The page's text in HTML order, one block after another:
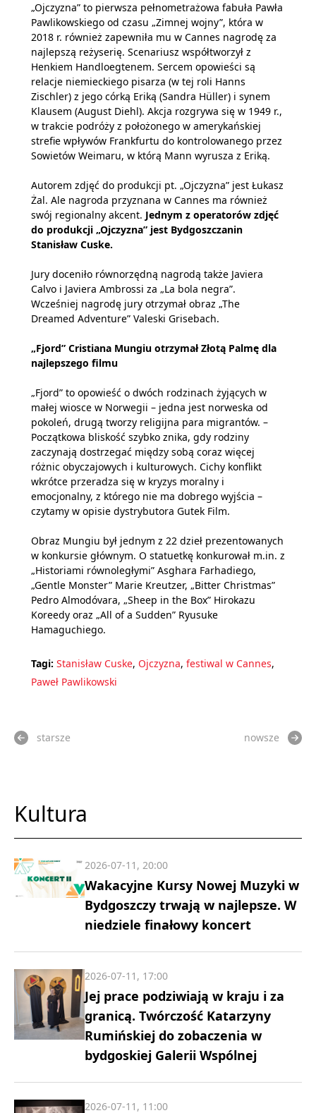
„Ojczyzna” to pierwsza pełnometrażowa fabuła Pawła
Pawlikowskiego od czasu „Zimnej wojny”, która w
2018 r. również zapewniła mu w Cannes nagrodę za
najlepszą reżyserię. Scenariusz współtworzył z
Henkiem Handloegtenem. Sercem opowieści są
relacje niemieckiego pisarza (w tej roli Hanns
Zischler) z jego córką Eriką (Sandra Hüller) i synem
Klausem (August Diehl). Akcja rozgrywa się w 1949 r.,
w trakcie podróży z położonego w amerykańskiej
strefie wpływów Frankfurtu do kontrolowanego przez
Sowietów Weimaru, w którą Mann wyrusza z Eriką.
Autorem zdjęć do produkcji pt. „Ojczyzna” jest Łukasz
Żal. Ale nagroda przyznana w Cannes ma również
swój regionalny akcent. Jednym z operatorów zdjęć
do produkcji „Ojczyzna” jest Bydgoszczanin
Stanisław Cuske.
Jury doceniło równorzędną nagrodą także Javiera
Calvo i Javiera Ambrossi za „La bola negra”.
Wcześniej nagrodę jury otrzymał obraz „The
Dreamed Adventure” Valeski Grisebach.
„Fjord” Cristiana Mungiu otrzymał Złotą Palmę dla
najlepszego filmu
„Fjord” to opowieść o dwóch rodzinach żyjących w
małej wiosce w Norwegii – jedna jest norweska od
pokoleń, drugą tworzy religijna para migrantów. –
Początkowa bliskość szybko znika, gdy rodziny
zaczynają dostrzegać między sobą coraz więcej
różnic obyczajowych i kulturowych. Cichy konflikt
wkrótce przeradza się w kryzys moralny i
emocjonalny, z którego nie ma dobrego wyjścia –
czytamy w opisie dystrybutora Gutek Film.
Obraz Mungiu był jednym z 22 dzieł prezentowanych
w konkursie głównym. O statuetkę konkurował m.in. z
„Historiami równoległymi” Asghara Farhadiego,
„Gentle Monster” Marie Kreutzer, „Bitter Christmas”
Pedro Almodóvara, „Sheep in the Box” Hirokazu
Koreedy oraz „All of a Sudden” Ryusuke
Hamaguchiego.
Tagi: Stanisław Cuske, Ojczyzna, festiwal w Cannes,
Paweł Pawlikowski
starsze nowsze
Kultura
Wakacyjne Kursy Nowej Muzyki w
Bydgoszczy trwają w najlepsze. W
niedziele finałowy koncert
2026-07-11, 20:00
Jej prace podziwiają w kraju i za
granicą. Twórczość Katarzyny
Rumińskiej do zobaczenia w
bydgoskiej Galerii Wspólnej
2026-07-11, 17:00
2026-07-11, 11:00